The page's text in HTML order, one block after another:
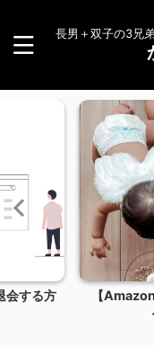
長男＋双子の3兄
2023/12/15
のおむつク
朗報